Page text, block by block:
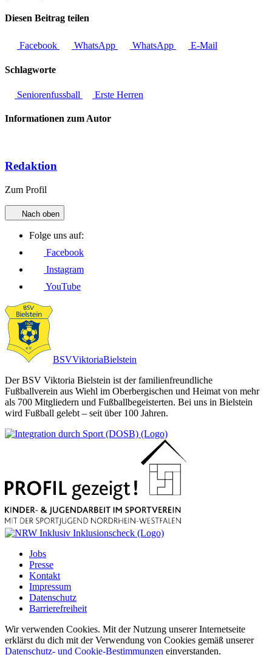
Diesen Beitrag teilen
Facebook WhatsApp WhatsApp E-Mail
Schlagworte
Seniorenfussball Erste Herren
Informationen zum Autor
Redaktion
Zum Profil
Nach oben
Folge uns auf:
Facebook
Instagram
YouTube
BSVViktoriaBielstein
Der BSV Viktoria Bielstein ist der familienfreundliche
Fußballverein aus Wiehl im Oberbergischen und Heimat von mehr
als 700 Mitgliedern und Fußballbegeisterten. Bei uns in Bielstein
wird Fußball gelebt – seit über 100 Jahren.
Jobs
Presse
Kontakt
Impressum
Datenschutz
Barrierefreiheit
Wir verwenden Cookies. Mit der Nutzung unserer Internetseite
erklärst du dich mit der Verwendung von Cookies gemäß unserer
Datenschutz- und Cookie-Bestimmungen einverstanden.